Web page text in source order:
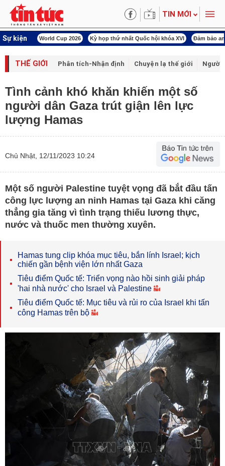
TIN MỚI
Sự kiện
Việt Nam World Cup 2026 Kỳ họp thứ nhất Quốc hội khóa XVI Đảm bảo
THẾ GIỚI Phân tích-Nhận định Chuyện lạ thế giới Người
Tình cảnh khó khăn khiến một số
người dân Gaza trút giận lên lực
lượng Hamas
Chủ Nhật, 12/11/2023 10:24
Một số người Palestine tuyệt vọng đã bắt đầu tấn
công lực lượng an ninh Hamas tại Gaza khi căng
thẳng gia tăng vì tình trạng thiếu lương thực,
nước và thuốc men thường xuyên.
Hamas tung clip khóa mục tiêu, bắn lính Israel; kịch
chiến gần bệnh viện lớn nhất Gaza
Tiêu điểm Quốc tế: Triển vọng nào hồi sinh giải pháp
'hai nhà nước' cho Israel và Palestine
Tiêu điểm Quốc tế: Mục tiêu và rủi ro của Israel khi tấn
công Hamas trên bộ